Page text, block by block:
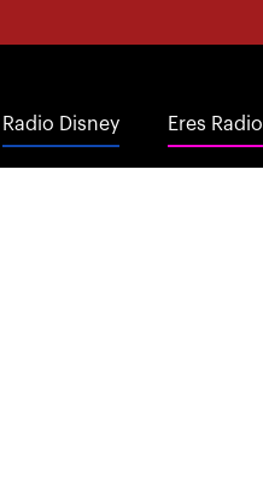
Radio Disney Eres Radio